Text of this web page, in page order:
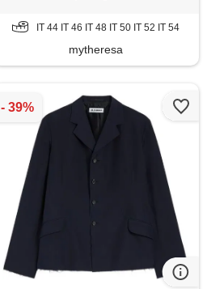
IT 44 IT 46 IT 48 IT 50 IT 52 IT 54
mytheresa